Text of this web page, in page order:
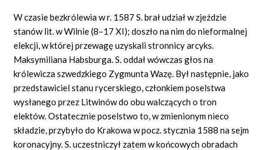
W czasie bezkrólewia w r. 1587 S. brał udział w zjeździe
stanów lit. w Wilnie (8–17 XI); doszło na nim do nieformalnej
elekcji, w której przewagę uzyskali stronnicy arcyks.
Maksymiliana Habsburga. S. oddał wówczas głos na
królewicza szwedzkiego Zygmunta Wazę. Był następnie, jako
przedstawiciel stanu rycerskiego, członkiem poselstwa
wysłanego przez Litwinów do obu walczących o tron
elektów. Ostatecznie poselstwo to, w zmienionym nieco
składzie, przybyło do Krakowa w pocz. stycznia 1588 na sejm
koronacyjny. S. uczestniczył zatem w końcowych obradach